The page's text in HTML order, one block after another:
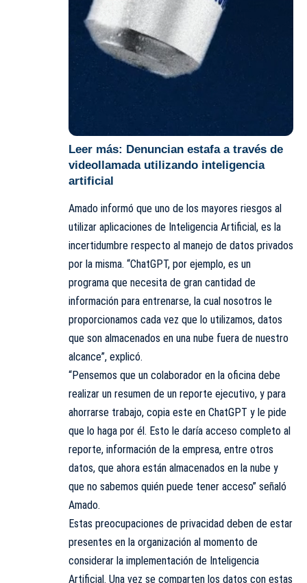
Leer más: Denuncian estafa a través de
videollamada utilizando inteligencia
artificial
Amado informó que uno de los mayores riesgos al
utilizar aplicaciones de Inteligencia Artificial, es la
incertidumbre respecto al manejo de datos privados
por la misma. “ChatGPT, por ejemplo, es un
programa que necesita de gran cantidad de
información para entrenarse, la cual nosotros le
proporcionamos cada vez que lo utilizamos, datos
que son almacenados en una nube fuera de nuestro
alcance”, explicó.
“Pensemos que un colaborador en la oficina debe
realizar un resumen de un reporte ejecutivo, y para
ahorrarse trabajo, copia este en ChatGPT y le pide
que lo haga por él. Esto le daría acceso completo al
reporte, información de la empresa, entre otros
datos, que ahora están almacenados en la nube y
que no sabemos quién puede tener acceso” señaló
Amado.
Estas preocupaciones de privacidad deben de estar
presentes en la organización al momento de
considerar la implementación de Inteligencia
Artificial. Una vez se comparten los datos con estas